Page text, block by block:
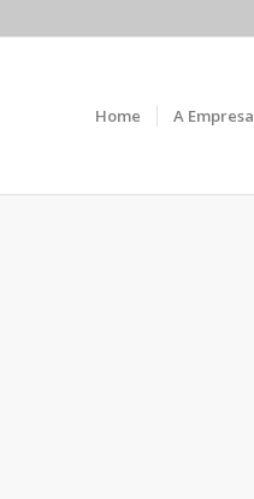
Home A Empresa